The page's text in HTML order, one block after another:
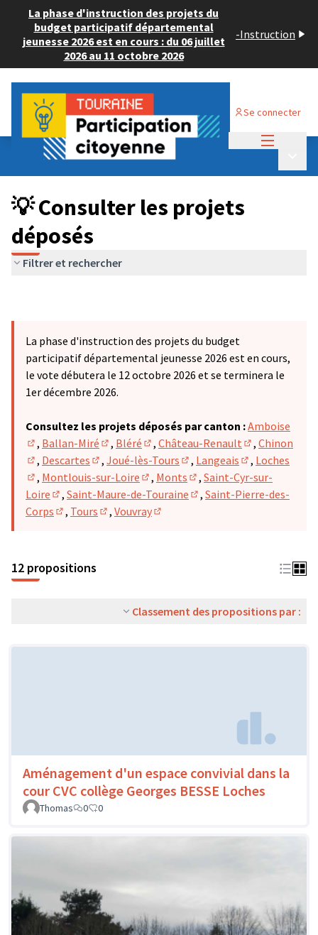
La phase d'instruction des projets du
budget participatif départemental
jeunesse 2026 est en cours : du 06 juillet
2026 au 11 octobre 2026
-Instruction
Se connecter
Budget Participatif JEUNESSE 2026
💡 Consulter les projets déposés
💡 Consulter les projets
déposés
Filtrer et rechercher
La phase d'instruction des projets du budget
participatif départemental jeunesse 2026 est en cours,
le vote débutera le 12 octobre 2026 et se terminera le
1er décembre 2026.
Consultez les projets déposés par canton :Amboise
(S'ouvre dans un nouvel onglet)
, Ballan-Miré
(S'ouvre dans un nouvel onglet)
, Bléré
(S'ouvre dans un nouvel onglet)
, Château-Renault
(S'ouvre dans
, Chinon
(S'ouvre dans un nouvel onglet)
, Descartes
(S'ouvre dans un nouvel onglet)
, Joué-lès-Tours
(S'ouvre dans un nouvel
, Langeais
(S'ouvre dans
, Loches
(S'ouvre dans un nouvel onglet)
, Montlouis-sur-Loire
(S'ouvre dans un nouvel onglet)
, Monts
(S'ouvre dans un nouvel
, Saint-Cyr-sur-
Loire
(S'ouvre dans un nouvel onglet)
, Saint-Maure-de-Touraine
, Saint-Pierre-des-
Corps
, Tours
, Vouvray
12 propositions
Classement des propositions par :
Aménagement d'un espace convivial dans la
cour CVC collège Georges BESSE Loches
Thomas 0 0